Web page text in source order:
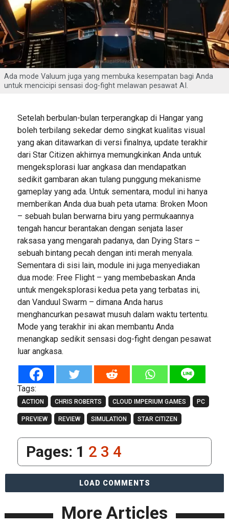
Ada mode Valuum juga yang membuka kesempatan bagi Anda
untuk mencicipi sensasi dog-fight melawan pesawat AI.
Setelah berbulan-bulan terperangkap di Hangar yang
boleh terbilang sekedar demo singkat kualitas visual
yang akan ditawarkan di versi finalnya, update terakhir
dari Star Citizen akhirnya memungkinkan Anda untuk
mengeksplorasi luar angkasa dan mendapatkan
sedikit gambaran akan tulang punggung mekanisme
gameplay yang ada. Untuk sementara, modul ini hanya
memberikan Anda dua buah peta utama: Broken Moon
– sebuah bulan berwarna biru yang permukaannya
tengah hancur berantakan dengan senjata laser
raksasa yang mengarah padanya, dan Dying Stars –
sebuah bintang pecah dengan inti merah menyala.
Sementara di sisi lain, module ini juga menyediakan
dua mode: Free Flight – yang membebaskan Anda
untuk mengeksplorasi kedua peta yang terbatas ini,
dan Vanduul Swarm – dimana Anda harus
menghancurkan pesawat musuh dalam waktu tertentu.
Mode yang terakhir ini akan membantu Anda
menangkap sedikit sensasi dog-fight dengan pesawat
luar angkasa.
Tags:
ACTION CHRIS ROBERTS CLOUD IMPERIUM GAMES PC
PREVIEW REVIEW SIMULATION STAR CITIZEN
Pages: 1 2 3 4
LOAD COMMENTS
More Articles